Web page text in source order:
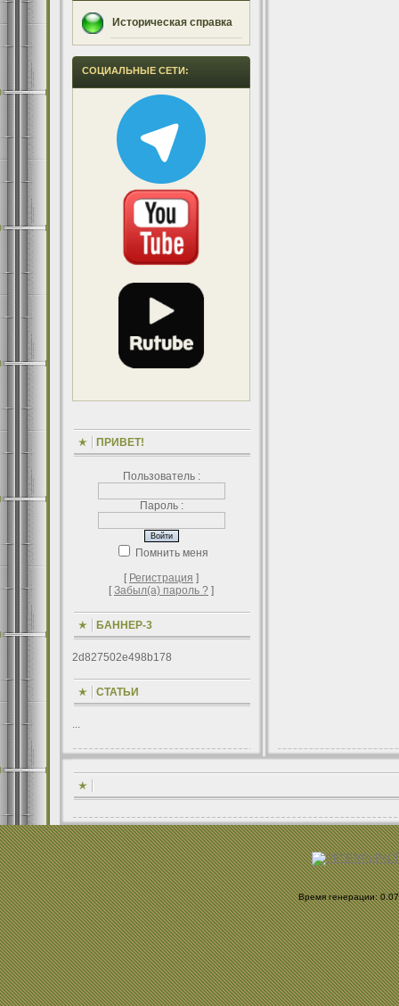
Историческая справка
СОЦИАЛЬНЫЕ СЕТИ:
ПРИВЕТ!
Пользователь :
Пароль :
Помнить меня
[ Регистрация ]
[Забыл(а) пароль ? ]
БАННЕР-3
2d827502e498b178
СТАТЬИ
...
Время генерации: